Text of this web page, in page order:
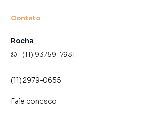
Contato
Rocha
(11) 93759-7931
(11) 2979-0655
Fale conosco